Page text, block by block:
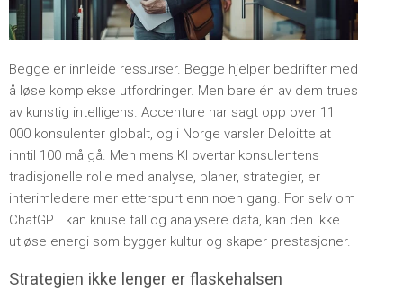
Begge er innleide ressurser. Begge hjelper bedrifter med
å løse komplekse utfordringer. Men bare én av dem trues
av kunstig intelligens. Accenture har sagt opp over 11
000 konsulenter globalt, og i Norge varsler Deloitte at
inntil 100 må gå. Men mens KI overtar konsulentens
tradisjonelle rolle med analyse, planer, strategier, er
interimledere mer etterspurt enn noen gang. For selv om
ChatGPT kan knuse tall og analysere data, kan den ikke
utløse energi som bygger kultur og skaper prestasjoner.
Strategien ikke lenger er flaskehalsen